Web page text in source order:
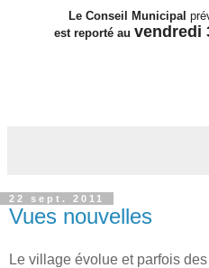
Le Conseil Municipal
est reporté au vendredi
22 sept. 2011
Vues nouvelles
Le village évolue et parfois